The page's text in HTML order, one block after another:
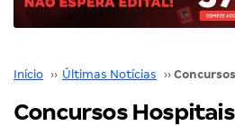
Início ›› Últimas Notícias ››
Concursos Hospitais